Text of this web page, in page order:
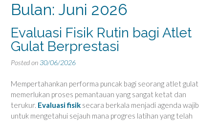
Bulan: Juni 2026
Evaluasi Fisik Rutin bagi Atlet
Gulat Berprestasi
Posted on 30/06/2026
Mempertahankan performa puncak bagi seorang atlet gulat
memerlukan proses pemantauan yang sangat ketat dan
terukur. Evaluasi fisik secara berkala menjadi agenda wajib
untuk mengetahui sejauh mana progres latihan yang telah